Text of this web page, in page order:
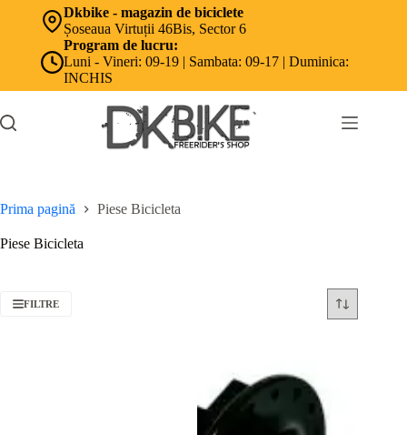
Dkbike - magazin de biciclete
Șoseaua Virtuții 46Bis, Sector 6
Program de lucru:
Luni - Vineri: 09-19 | Sambata: 09-17 | Duminica:
INCHIS
Prima pagină Piese Bicicleta
Piese Bicicleta
FILTRE